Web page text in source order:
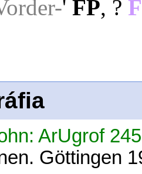
' FP, ?
ArUgrof
Göttingen